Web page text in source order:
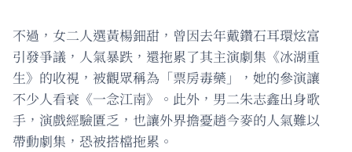
不過，女二人選黃楊鈿甜，曾因去年戴鑽石耳環炫富
引發爭議，人氣暴跌，還拖累了其主演劇集《冰湖重
生》的收視，被觀眾稱為「票房毒藥」，她的參演讓
不少人看衰《一念江南》。此外，男二朱志鑫出身歌
手，演戲經驗匱乏，也讓外界擔憂趙今麥的人氣難以
帶動劇集，恐被搭檔拖累。